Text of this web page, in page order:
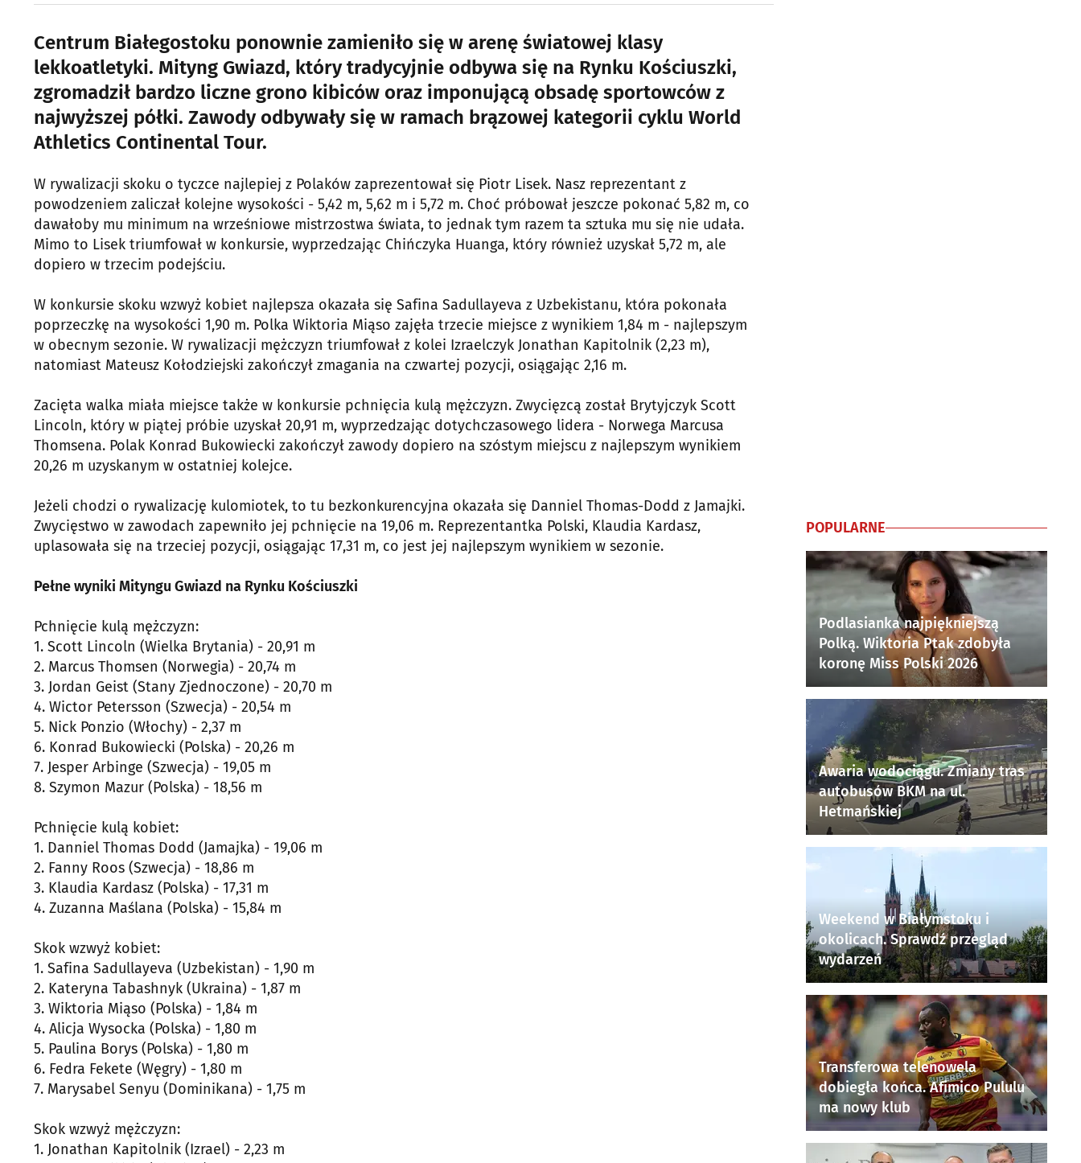
Centrum Białegostoku ponownie zamieniło się w arenę światowej klasy
lekkoatletyki. Mityng Gwiazd, który tradycyjnie odbywa się na Rynku Kościuszki,
zgromadził bardzo liczne grono kibiców oraz imponującą obsadę sportowców z
najwyższej półki. Zawody odbywały się w ramach brązowej kategorii cyklu World
Athletics Continental Tour.
W rywalizacji skoku o tyczce najlepiej z Polaków zaprezentował się Piotr Lisek. Nasz reprezentant z
powodzeniem zaliczał kolejne wysokości - 5,42 m, 5,62 m i 5,72 m. Choć próbował jeszcze pokonać 5,82 m, co
dawałoby mu minimum na wrześniowe mistrzostwa świata, to jednak tym razem ta sztuka mu się nie udała.
Mimo to Lisek triumfował w konkursie, wyprzedzając Chińczyka Huanga, który również uzyskał 5,72 m, ale
dopiero w trzecim podejściu.
W konkursie skoku wzwyż kobiet najlepsza okazała się Safina Sadullayeva z Uzbekistanu, która pokonała
poprzeczkę na wysokości 1,90 m. Polka Wiktoria Miąso zajęła trzecie miejsce z wynikiem 1,84 m - najlepszym
w obecnym sezonie. W rywalizacji mężczyzn triumfował z kolei Izraelczyk Jonathan Kapitolnik (2,23 m),
natomiast Mateusz Kołodziejski zakończył zmagania na czwartej pozycji, osiągając 2,16 m.
Zacięta walka miała miejsce także w konkursie pchnięcia kulą mężczyzn. Zwycięzcą został Brytyjczyk Scott
Lincoln, który w piątej próbie uzyskał 20,91 m, wyprzedzając dotychczasowego lidera - Norwega Marcusa
Thomsena. Polak Konrad Bukowiecki zakończył zawody dopiero na szóstym miejscu z najlepszym wynikiem
20,26 m uzyskanym w ostatniej kolejce.
Jeżeli chodzi o rywalizację kulomiotek, to tu bezkonkurencyjna okazała się Danniel Thomas-Dodd z Jamajki.
Zwycięstwo w zawodach zapewniło jej pchnięcie na 19,06 m. Reprezentantka Polski, Klaudia Kardasz,
uplasowała się na trzeciej pozycji, osiągając 17,31 m, co jest jej najlepszym wynikiem w sezonie.
Pełne wyniki Mityngu Gwiazd na Rynku Kościuszki
Pchnięcie kulą mężczyzn:
1. Scott Lincoln (Wielka Brytania) - 20,91 m
2. Marcus Thomsen (Norwegia) - 20,74 m
3. Jordan Geist (Stany Zjednoczone) - 20,70 m
4. Wictor Petersson (Szwecja) - 20,54 m
5. Nick Ponzio (Włochy) - 2,37 m
6. Konrad Bukowiecki (Polska) - 20,26 m
7. Jesper Arbinge (Szwecja) - 19,05 m
8. Szymon Mazur (Polska) - 18,56 m
Pchnięcie kulą kobiet:
1. Danniel Thomas Dodd (Jamajka) - 19,06 m
2. Fanny Roos (Szwecja) - 18,86 m
3. Klaudia Kardasz (Polska) - 17,31 m
4. Zuzanna Maślana (Polska) - 15,84 m
Skok wzwyż kobiet:
1. Safina Sadullayeva (Uzbekistan) - 1,90 m
2. Kateryna Tabashnyk (Ukraina) - 1,87 m
3. Wiktoria Miąso (Polska) - 1,84 m
4. Alicja Wysocka (Polska) - 1,80 m
5. Paulina Borys (Polska) - 1,80 m
6. Fedra Fekete (Węgry) - 1,80 m
7. Marysabel Senyu (Dominikana) - 1,75 m
Skok wzwyż mężczyzn:
1. Jonathan Kapitolnik (Izrael) - 2,23 m
POPULARNE
Podlasianka najpiękniejszą
Polką. Wiktoria Ptak zdobyła
koronę Miss Polski 2026
Awaria wodociągu. Zmiany tras
autobusów BKM na ul.
Hetmańskiej
Weekend w Białymstoku i
okolicach. Sprawdź przegląd
wydarzeń
Transferowa telenowela
dobiegła końca. Afimico Pululu
ma nowy klub